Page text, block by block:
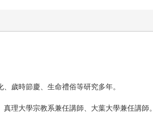
歲時節慶、生命禮俗等研究多年。
理大學宗教系兼任講師、大葉大學兼任講師。